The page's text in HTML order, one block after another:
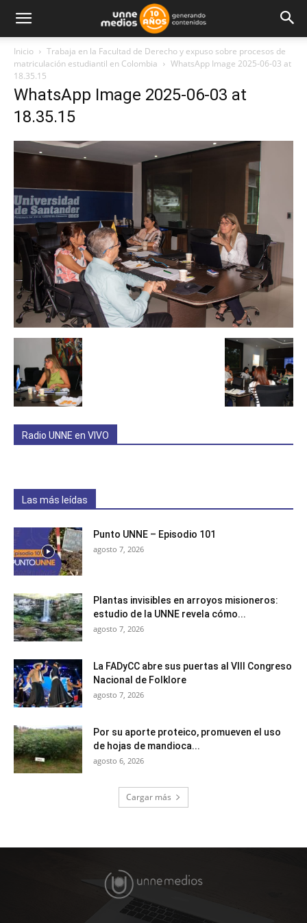
Inicio
Trabaja en la Facultad de Derecho y expuso sobre procesos de
matriculación estudiantil en Colombia
WhatsApp Image 2025-06-03 at
18.35.15
WhatsApp Image 2025-06-03 at
18.35.15
Radio UNNE en VIVO
Las más leídas
Punto UNNE – Episodio 101
agosto 7, 2026
Plantas invisibles en arroyos misioneros:
estudio de la UNNE revela cómo...
agosto 7, 2026
La FADyCC abre sus puertas al VIII Congreso
Nacional de Folklore
agosto 7, 2026
Por su aporte proteico, promueven el uso
de hojas de mandioca...
agosto 6, 2026
Cargar más